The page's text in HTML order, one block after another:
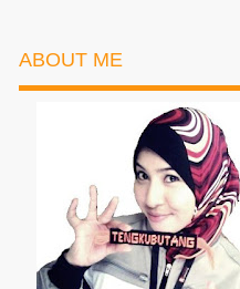
ABOUT ME